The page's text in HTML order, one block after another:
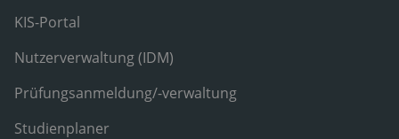
KIS-Portal
Nutzerverwaltung (IDM)
Prüfungsanmeldung/-verwaltung
Studienplaner